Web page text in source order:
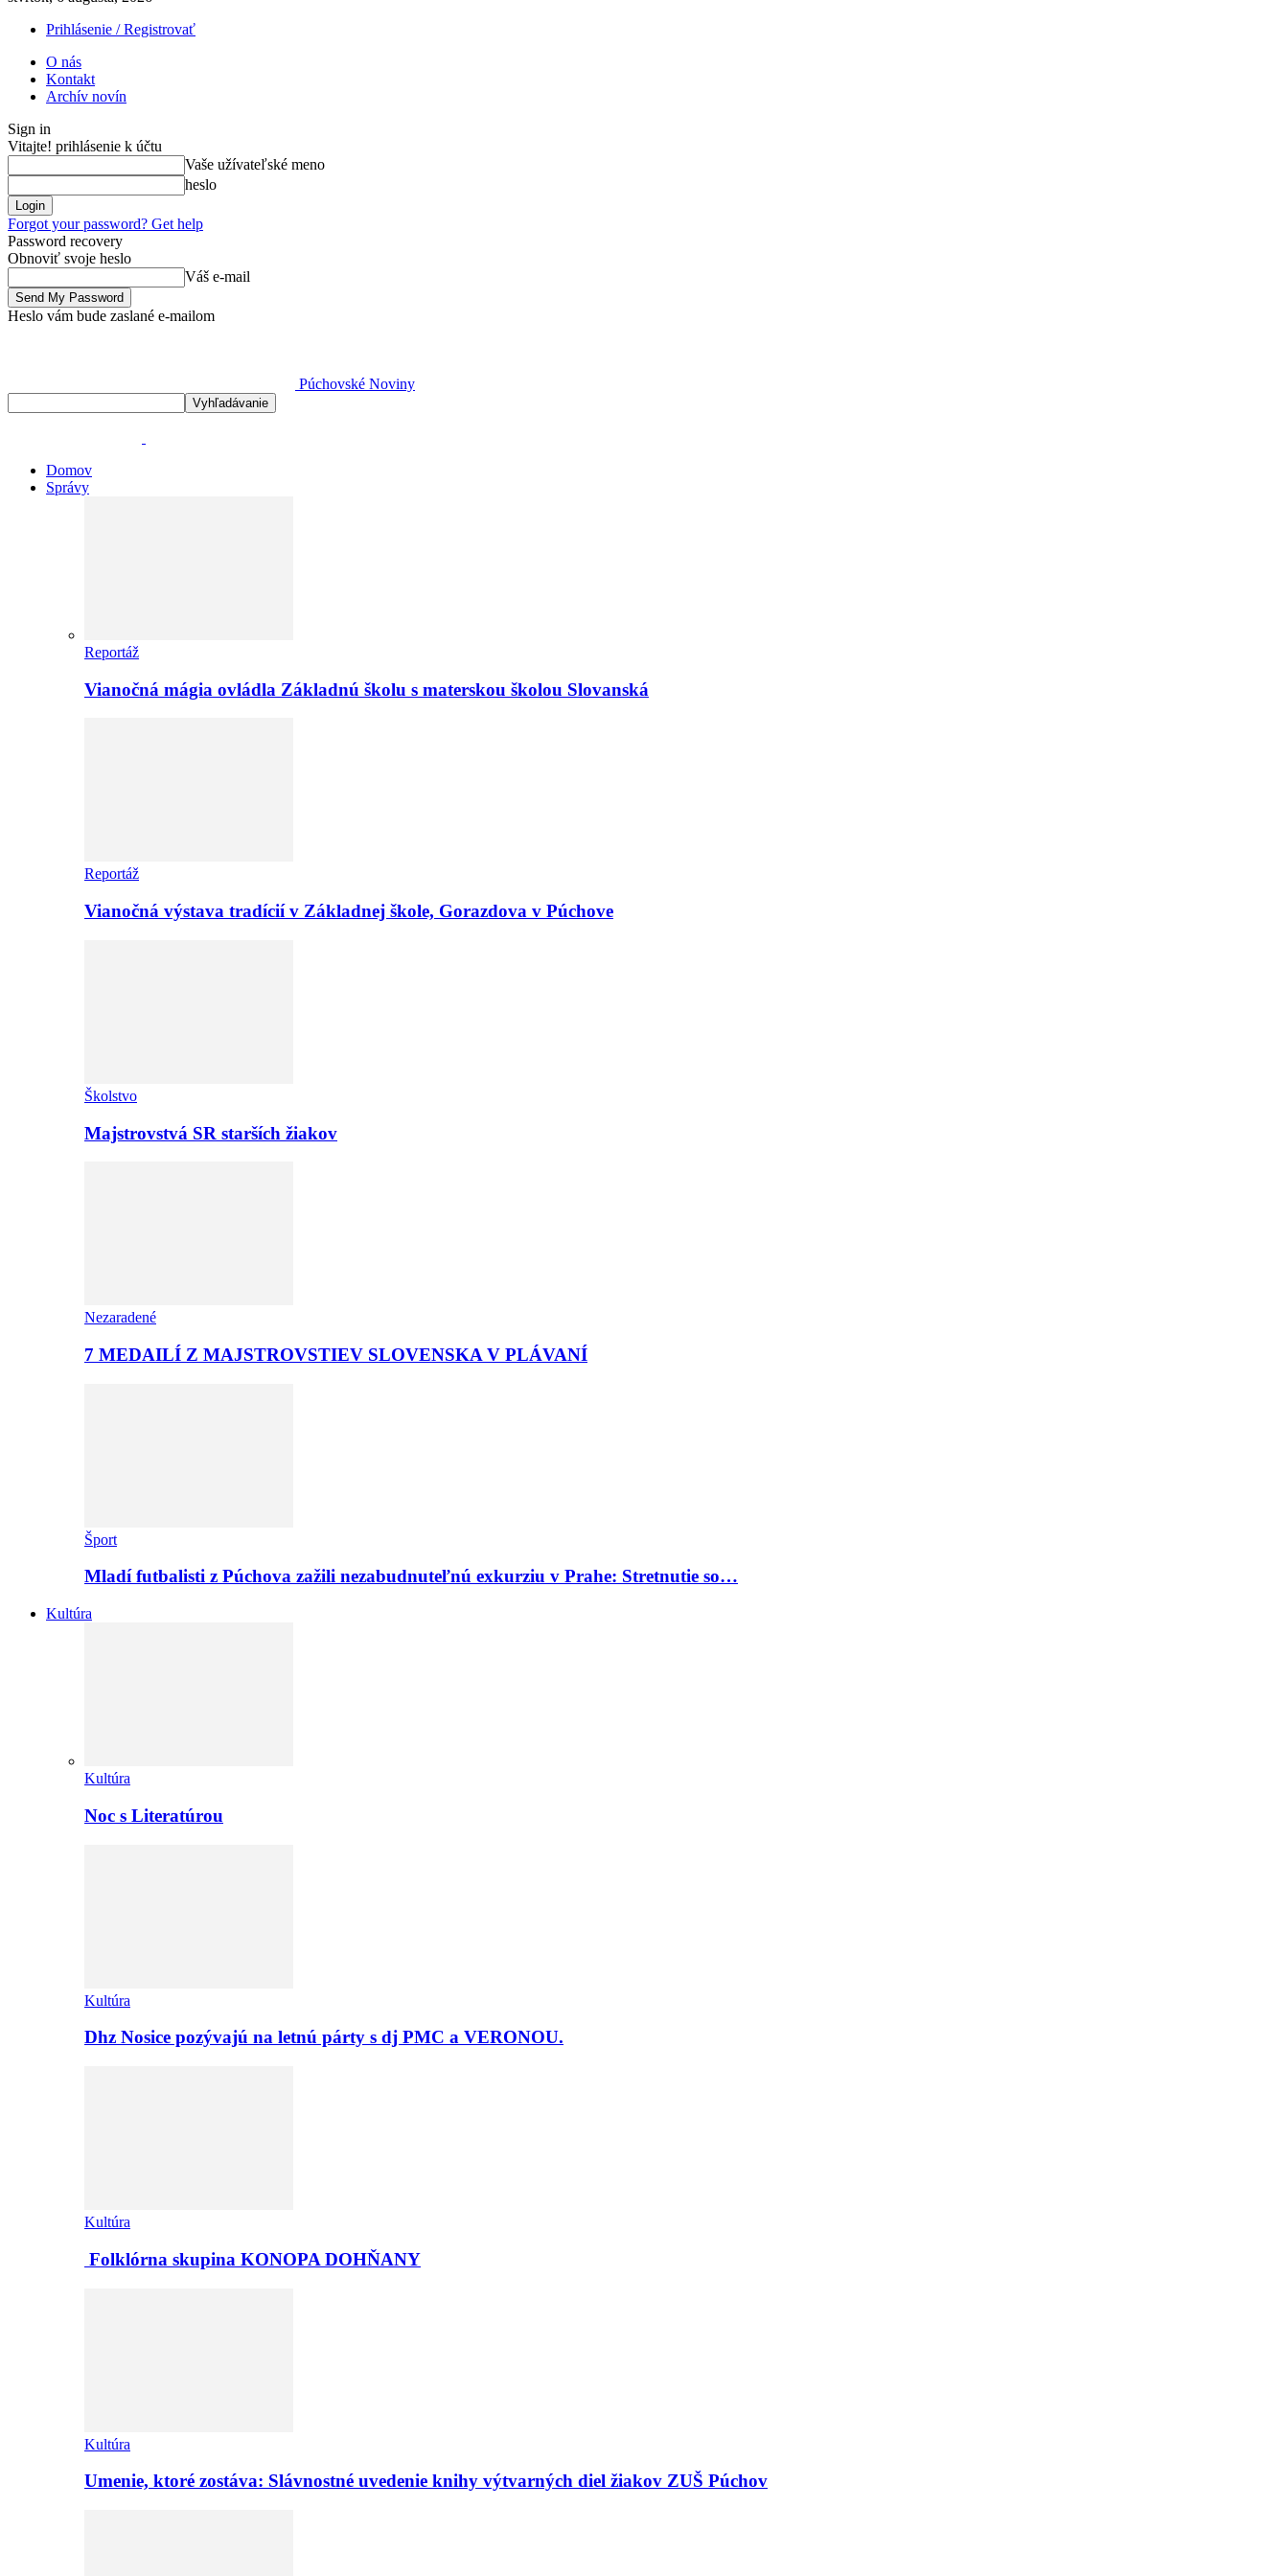
Prihlásenie / Registrovať
O nás
Kontakt
Archív novín
Sign in
Vitajte! prihlásenie k účtu
Vaše užívateľské meno
heslo
Forgot your password? Get help
Password recovery
Obnoviť svoje heslo
Váš e-mail
Heslo vám bude zaslané e-mailom
Púchovské Noviny
Domov
Správy
Reportáž
Vianočná mágia ovládla Základnú školu s materskou školou Slovanská
Reportáž
Vianočná výstava tradícií v Základnej škole, Gorazdova v Púchove
Školstvo
Majstrovstvá SR starších žiakov
Nezaradené
7 MEDAILÍ Z MAJSTROVSTIEV SLOVENSKA V PLÁVANÍ
Šport
Mladí futbalisti z Púchova zažili nezabudnuteľnú exkurziu v Prahe: Stretnutie so…
Kultúra
Kultúra
Noc s Literatúrou
Kultúra
Dhz Nosice pozývajú na letnú párty s dj PMC a VERONOU.
Kultúra
Folklórna skupina KONOPA DOHŇANY
Kultúra
Umenie, ktoré zostáva: Slávnostné uvedenie knihy výtvarných diel žiakov ZUŠ Púchov